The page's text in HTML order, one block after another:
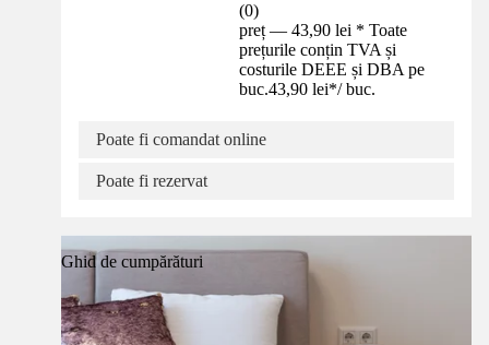
(0)
preț — 43,90 lei * Toate
prețurile conțin TVA și
costurile DEEE și DBA pe
buc.43,90 lei*/ buc.
Poate fi comandat online
Poate fi rezervat
Ghid de cumpărături